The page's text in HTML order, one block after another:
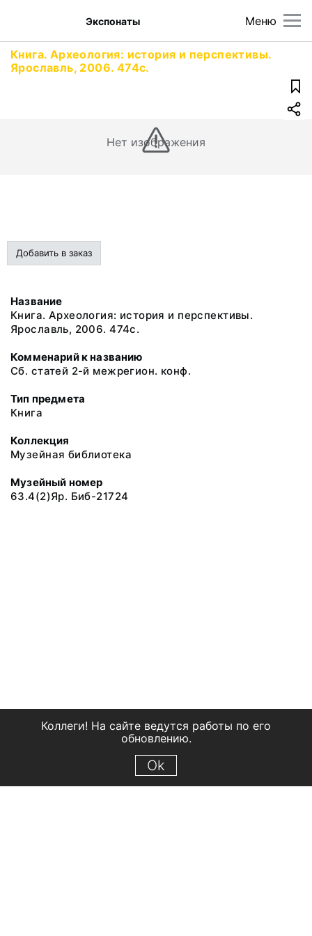
Меню
Экспонаты
Книга. Археология: история и перспективы.
Ярославль, 2006. 474с.
Нет изображения
Добавить в заказ
Название
Книга. Археология: история и перспективы.
Ярославль, 2006. 474с.
Комменарий к названию
Сб. статей 2-й межрегион. конф.
Тип предмета
Книга
Коллекция
Музейная библиотека
Музейный номер
63.4(2)Яр. Биб-21724
Коллеги! На сайте ведутся работы по его
обновлению.
Ok